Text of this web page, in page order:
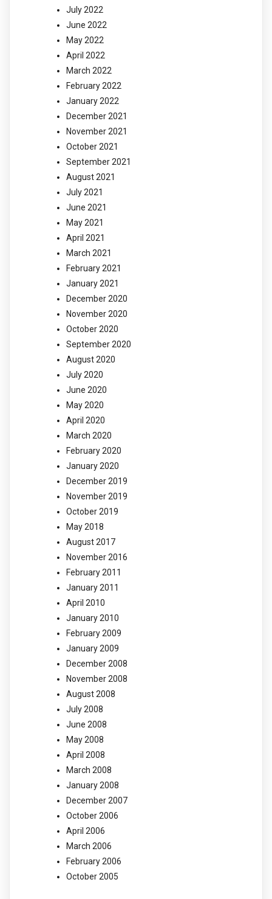
July 2022
June 2022
May 2022
April 2022
March 2022
February 2022
January 2022
December 2021
November 2021
October 2021
September 2021
August 2021
July 2021
June 2021
May 2021
April 2021
March 2021
February 2021
January 2021
December 2020
November 2020
October 2020
September 2020
August 2020
July 2020
June 2020
May 2020
April 2020
March 2020
February 2020
January 2020
December 2019
November 2019
October 2019
May 2018
August 2017
November 2016
February 2011
January 2011
April 2010
January 2010
February 2009
January 2009
December 2008
November 2008
August 2008
July 2008
June 2008
May 2008
April 2008
March 2008
January 2008
December 2007
October 2006
April 2006
March 2006
February 2006
October 2005